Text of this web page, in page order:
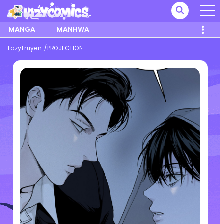
MANGA MANHWA
Lazytruyen PROJECTION